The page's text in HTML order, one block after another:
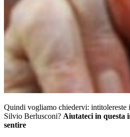
Quindi vogliamo chiedervi: intitolereste
Silvio Berlusconi? Aiutateci in questa
sentire